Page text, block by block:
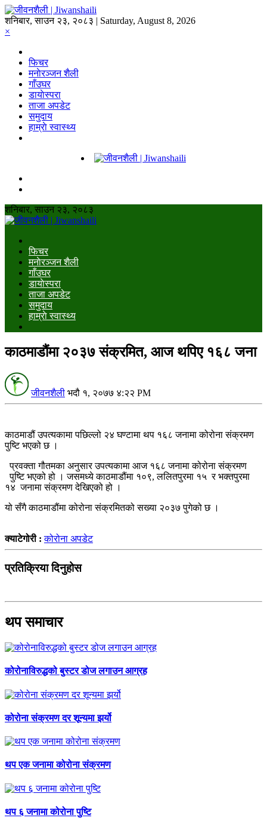
शनिबार, साउन २३, २०८३ | Saturday, August 8, 2026
×
फिचर
मनाेरञ्जन शैली
गाँउघर
डायाेस्परा
ताजा अपडेट
समुदाय
हाम्राे स्वास्थ्य
शनिबार, साउन २३, २०८३
फिचर
मनाेरञ्जन शैली
गाँउघर
डायाेस्परा
ताजा अपडेट
समुदाय
हाम्राे स्वास्थ्य
काठमाडौंमा २०३७ संक्रमित, आज थपिए १६८ जना
जीवनशैली भदौ १, २०७७ ४:२२ PM
काठमाडौं उपत्यकामा पछिल्लो २४ घण्टामा थप १६८ जनामा कोरोना संक्रमण
पुष्टि भएको छ ।
प्रवक्ता गौतमका अनुसार उपत्यकामा आज १६८ जनामा कोरोना संक्रमण
पुष्टि भएको हो । जसमध्ये काठमाडौंमा १०९, ललितपुरमा १५ र भक्तपुरमा
१४ जनामा संक्रमण देखिएको हो ।
यो सँगै काठमाडौंमा कोरोना संक्रमितको सख्या २०३७ पुगेको छ ।
क्याटेगोरी :कोरोना अपडेट
प्रतिक्रिया दिनुहोस
थप समाचार
कोरोनाविरुद्धको बुस्टर डोज लगाउन आग्रह
कोरोना संक्रमण दर शून्यमा झर्यो
थप एक जनामा कोरोना संक्रमण
थप ६ जनामा कोरोना पुष्टि